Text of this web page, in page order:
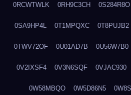
0RCWTWLK 0RH9C3CH 0S284R8O
0SA9HP4L 0T1MPQXC 0T8PUJB2
0TWV72OF 0U01AD7B 0U56W7B0
0V2IXSF4 0V3N6SQF 0VJAC930
0W58MBQO 0W5D86N5